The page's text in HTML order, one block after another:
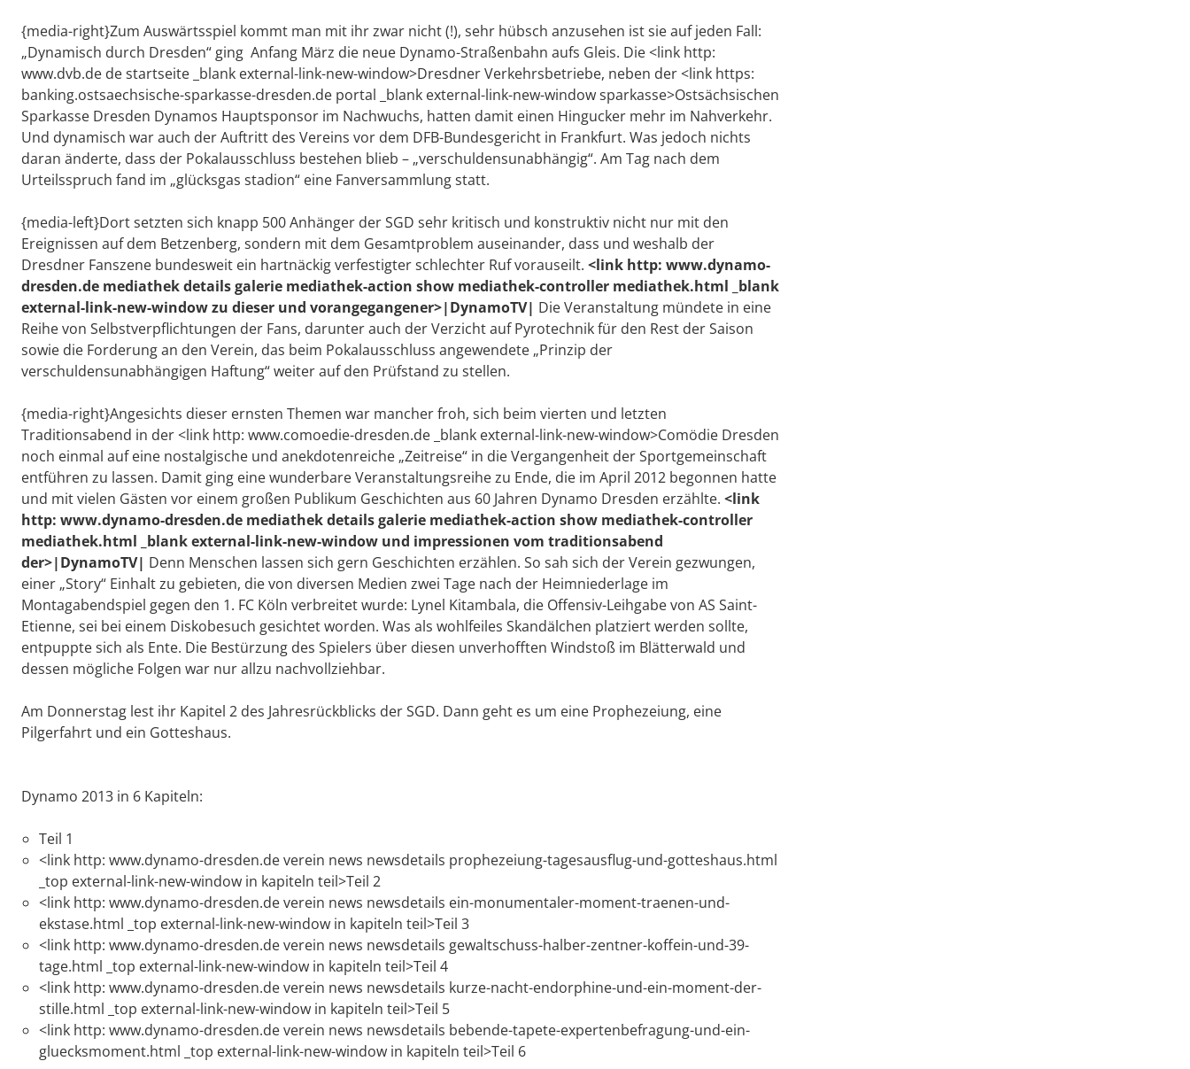
{media-right}Zum Auswärtsspiel kommt man mit ihr zwar nicht (!), sehr hübsch anzusehen ist sie auf jeden Fall:
„Dynamisch durch Dresden“ ging Anfang März die neue Dynamo-Straßenbahn aufs Gleis. Die <link http:
www.dvb.de de startseite _blank external-link-new-window>Dresdner Verkehrsbetriebe, neben der <link https:
banking.ostsaechsische-sparkasse-dresden.de portal _blank external-link-new-window sparkasse>Ostsächsischen
Sparkasse Dresden Dynamos Hauptsponsor im Nachwuchs, hatten damit einen Hingucker mehr im Nahverkehr.
Und dynamisch war auch der Auftritt des Vereins vor dem DFB-Bundesgericht in Frankfurt. Was jedoch nichts
daran änderte, dass der Pokalausschluss bestehen blieb – „verschuldensunabhängig“. Am Tag nach dem
Urteilsspruch fand im „glücksgas stadion“ eine Fanversammlung statt.
{media-left}Dort setzten sich knapp 500 Anhänger der SGD sehr kritisch und konstruktiv nicht nur mit den
Ereignissen auf dem Betzenberg, sondern mit dem Gesamtproblem auseinander, dass und weshalb der
Dresdner Fanszene bundesweit ein hartnäckig verfestigter schlechter Ruf vorauseilt. <link http: www.dynamo-
dresden.de mediathek details galerie mediathek-action show mediathek-controller mediathek.html _blank
external-link-new-window zu dieser und vorangegangener>|DynamoTV| Die Veranstaltung mündete in eine
Reihe von Selbstverpflichtungen der Fans, darunter auch der Verzicht auf Pyrotechnik für den Rest der Saison
sowie die Forderung an den Verein, das beim Pokalausschluss angewendete „Prinzip der
verschuldensunabhängigen Haftung“ weiter auf den Prüfstand zu stellen.
{media-right}Angesichts dieser ernsten Themen war mancher froh, sich beim vierten und letzten
Traditionsabend in der <link http: www.comoedie-dresden.de _blank external-link-new-window>Comödie Dresden
noch einmal auf eine nostalgische und anekdotenreiche „Zeitreise“ in die Vergangenheit der Sportgemeinschaft
entführen zu lassen. Damit ging eine wunderbare Veranstaltungsreihe zu Ende, die im April 2012 begonnen hatte
und mit vielen Gästen vor einem großen Publikum Geschichten aus 60 Jahren Dynamo Dresden erzählte. <link
http: www.dynamo-dresden.de mediathek details galerie mediathek-action show mediathek-controller
mediathek.html _blank external-link-new-window und impressionen vom traditionsabend
der>|DynamoTV| Denn Menschen lassen sich gern Geschichten erzählen. So sah sich der Verein gezwungen,
einer „Story“ Einhalt zu gebieten, die von diversen Medien zwei Tage nach der Heimniederlage im
Montagabendspiel gegen den 1. FC Köln verbreitet wurde: Lynel Kitambala, die Offensiv-Leihgabe von AS Saint-
Etienne, sei bei einem Diskobesuch gesichtet worden. Was als wohlfeiles Skandälchen platziert werden sollte,
entpuppte sich als Ente. Die Bestürzung des Spielers über diesen unverhofften Windstoß im Blätterwald und
dessen mögliche Folgen war nur allzu nachvollziehbar.
Am Donnerstag lest ihr Kapitel 2 des Jahresrückblicks der SGD. Dann geht es um eine Prophezeiung, eine
Pilgerfahrt und ein Gotteshaus.
Dynamo 2013 in 6 Kapiteln:
Teil 1
<link http: www.dynamo-dresden.de verein news newsdetails prophezeiung-tagesausflug-und-gotteshaus.html
_top external-link-new-window in kapiteln teil>Teil 2
<link http: www.dynamo-dresden.de verein news newsdetails ein-monumentaler-moment-traenen-und-
ekstase.html _top external-link-new-window in kapiteln teil>Teil 3
<link http: www.dynamo-dresden.de verein news newsdetails gewaltschuss-halber-zentner-koffein-und-39-
tage.html _top external-link-new-window in kapiteln teil>Teil 4
<link http: www.dynamo-dresden.de verein news newsdetails kurze-nacht-endorphine-und-ein-moment-der-
stille.html _top external-link-new-window in kapiteln teil>Teil 5
<link http: www.dynamo-dresden.de verein news newsdetails bebende-tapete-expertenbefragung-und-ein-
gluecksmoment.html _top external-link-new-window in kapiteln teil>Teil 6